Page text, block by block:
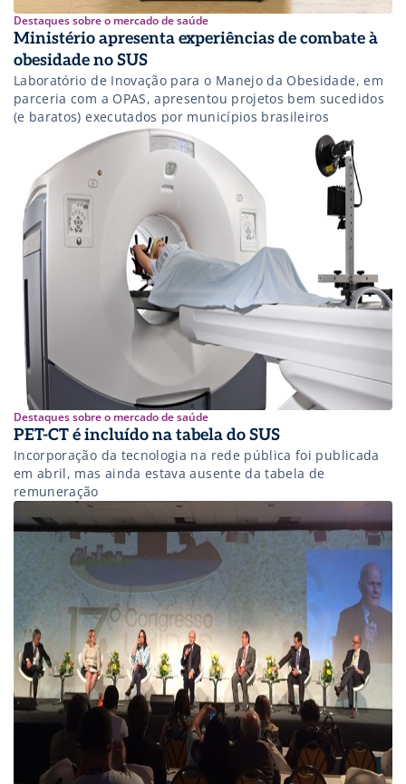
Destaques sobre o mercado de saúde
Ministério apresenta experiências de combate à
obesidade no SUS
Laboratório de Inovação para o Manejo da Obesidade, em
parceria com a OPAS, apresentou projetos bem sucedidos
(e baratos) executados por municípios brasileiros
Destaques sobre o mercado de saúde
PET-CT é incluído na tabela do SUS
Incorporação da tecnologia na rede pública foi publicada
em abril, mas ainda estava ausente da tabela de
remuneração